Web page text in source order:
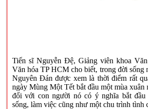
Tiến sĩ Nguyễn Đệ, Giảng viên khoa
Văn hóa TP HCM cho biết, trong đời sống
Nguyên Đán được xem là thời điểm rất
ngày Mùng Một Tết bắt đầu một mùa xuân
đối với con người nó có ý nghĩa bắt đầu
sống, làm việc cũng như một chu trình tình